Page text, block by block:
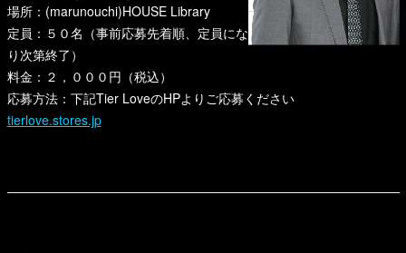
場所：(marunouchi)HOUSE Library
定員：５０名（事前応募先着順、定員にな
り次第終了）
料金：２，０００円（税込）
応募方法：下記Tier LoveのHPよりご応募ください
tierlove.stores.jp